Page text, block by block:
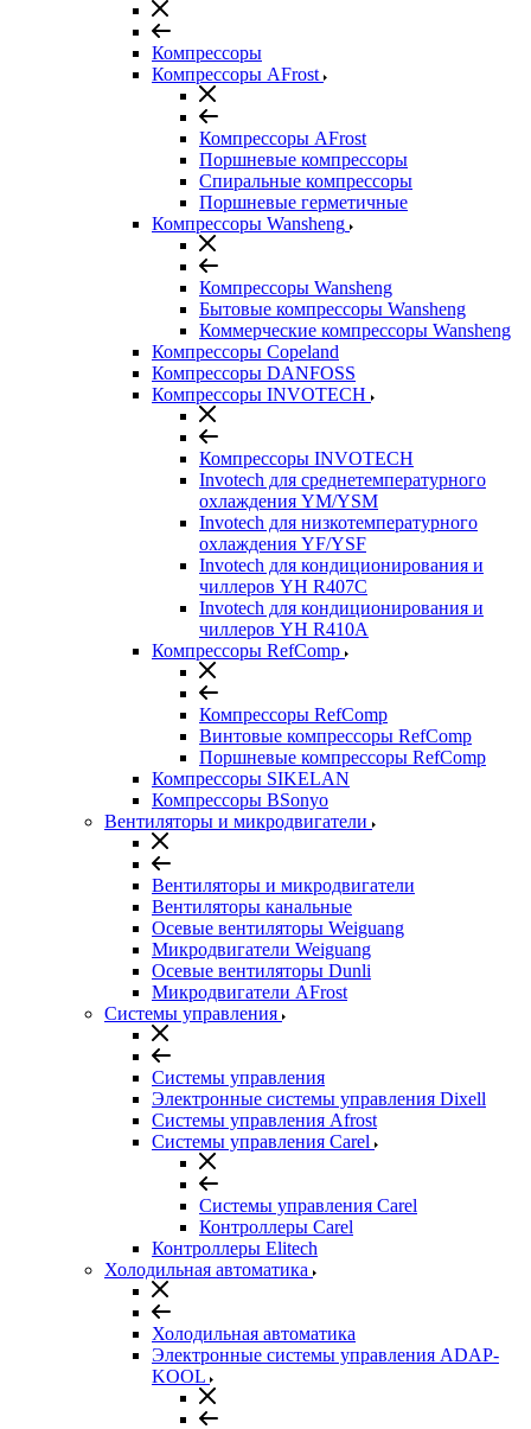
Компрессоры
Компрессоры AFrost
Компрессоры AFrost
Поршневые компрессоры
Спиральные компрессоры
Поршневые герметичные
Компрессоры Wansheng
Компрессоры Wansheng
Бытовые компрессоры Wansheng
Коммерческие компрессоры Wansheng
Компрессоры Copeland
Компрессоры DANFOSS
Компрессоры INVOTECH
Компрессоры INVOTECH
Invotech для среднетемпературного
охлаждения YM/YSM
Invotech для низкотемпературного
охлаждения YF/YSF
Invotech для кондиционирования и
чиллеров YH R407C
Invotech для кондиционирования и
чиллеров YH R410A
Компрессоры RefComp
Компрессоры RefComp
Винтовые компрессоры RefComp
Поршневые компрессоры RefComp
Компрессоры SIKELAN
Компрессоры BSonyo
Вентиляторы и микродвигатели
Вентиляторы и микродвигатели
Вентиляторы канальные
Осевые вентиляторы Weiguang
Микродвигатели Weiguang
Осевые вентиляторы Dunli
Микродвигатели AFrost
Системы управления
Системы управления
Электронные системы управления Dixell
Системы управления Afrost
Системы управления Carel
Системы управления Carel
Контроллеры Carel
Контроллеры Elitech
Холодильная автоматика
Холодильная автоматика
Электронные системы управления ADAP-
KOOL